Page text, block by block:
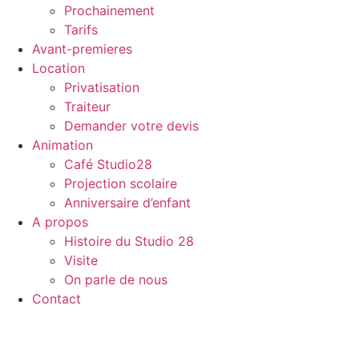
Prochainement
Tarifs
Avant-premieres
Location
Privatisation
Traiteur
Demander votre devis
Animation
Café Studio28
Projection scolaire
Anniversaire d’enfant
A propos
Histoire du Studio 28
Visite
On parle de nous
Contact